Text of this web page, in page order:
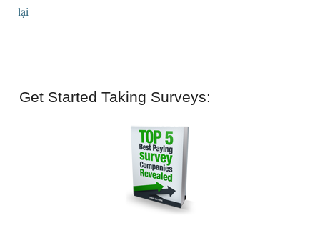
lại
Get Started Taking Surveys: